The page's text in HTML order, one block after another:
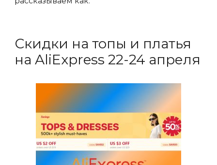
Скидки на топы и платья
на AliExpress 22-24 апреля